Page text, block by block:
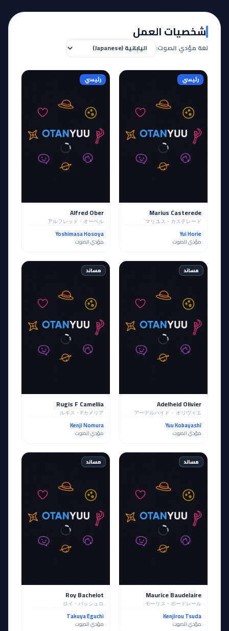
شخصيات العمل
لغة مؤدي الصوت:
رئيسي
Marius Casterede
マリユス・カステレード
Yui Horie
مؤدي الصوت
رئيسي
Alfred Ober
アルフレッド・オーベル
Yoshimasa Hosoya
مؤدي الصوت
مساند
Adelheid Olivier
アーデルハイド・ オリヴィエ
Yuu Kobayashi
مؤدي الصوت
مساند
Rugis F Camellia
ルギス・Fカメリア
Kenji Nomura
مؤدي الصوت
مساند
Maurice Baudelaire
モーリス・ボードレール
Kenjirou Tsuda
مؤدي الصوت
مساند
Roy Bachelot
ロイ・バッシュロ
Takuya Eguchi
مؤدي الصوت